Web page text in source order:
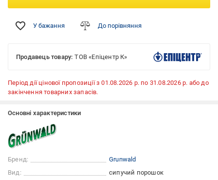
У бажання До порівняння
Продавець товару: ТОВ «Епіцентр К»
Період дії цінової пропозиції з 01.08.2026 р. по 31.08.2026 р. або до
закінчення товарних запасів.
Основні характеристики
Бренд:
Grunwald
Вид:
сипучий порошок